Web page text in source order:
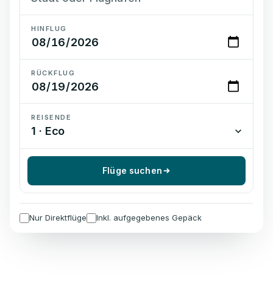
HINFLUG
RÜCKFLUG
REISENDE
1 · Eco
Flüge suchen
Nur Direktflüge Inkl. aufgegebenes Gepäck